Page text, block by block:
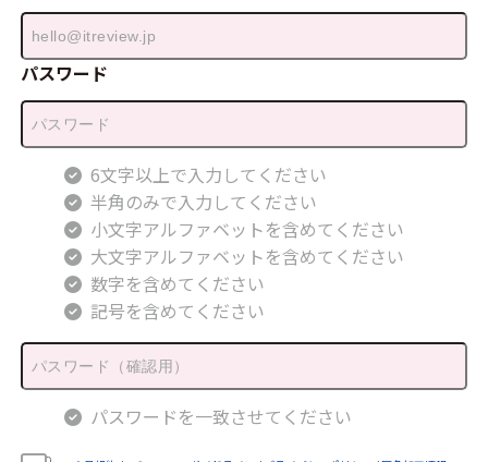
パスワード
6文字以上で入力してください
半角のみで入力してください
小文字アルファベットを含めてください
大文字アルファベットを含めてください
数字を含めてください
記号を含めてください
パスワードを一致させてください